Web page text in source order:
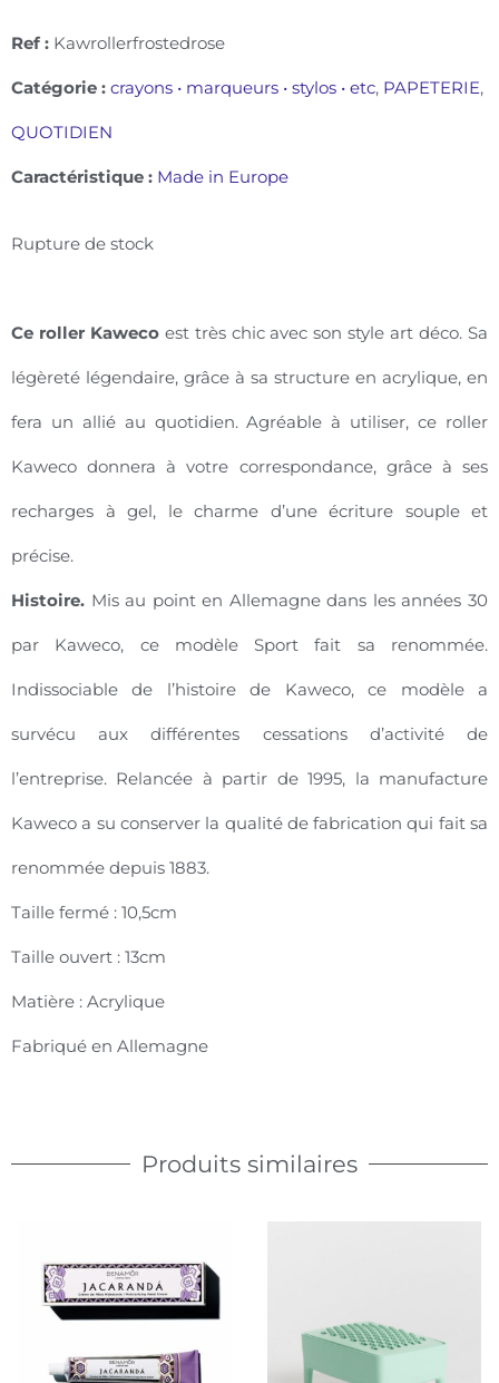
Ref : Kawrollerfrostedrose
Catégorie : crayons • marqueurs • stylos • etc, PAPETERIE,
QUOTIDIEN
Caractéristique : Made in Europe
Rupture de stock
Ce roller Kawecoest très chic avec son style art déco. Sa
légèreté légendaire, grâce à sa structure en acrylique, en
fera un allié au quotidien. Agréable à utiliser, ce roller
Kaweco donnera à votre correspondance, grâce à ses
recharges à gel, le charme d’une écriture souple et
précise.
Histoire. Mis au point en Allemagne dans les années 30
par Kaweco, ce modèle Sport fait sa renommée.
Indissociable de l’histoire de Kaweco, ce modèle a
survécu aux différentes cessations d’activité de
l’entreprise. Relancée à partir de 1995, la manufacture
Kaweco a su conserver la qualité de fabrication qui fait sa
renommée depuis 1883.
Taille fermé : 10,5cm
Taille ouvert : 13cm
Matière : Acrylique
Fabriqué en Allemagne
Produits similaires